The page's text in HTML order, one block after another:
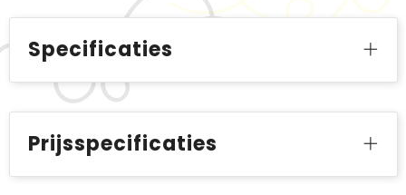
Specificaties
Prijsspecificaties